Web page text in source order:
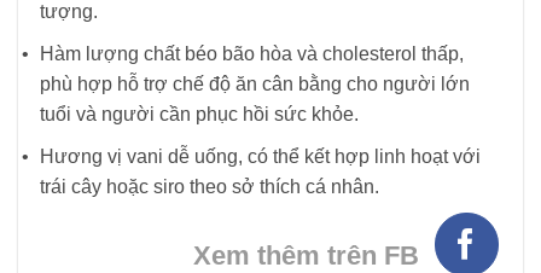
tượng.
Hàm lượng chất béo bão hòa và cholesterol thấp,
phù hợp hỗ trợ chế độ ăn cân bằng cho người lớn
tuổi và người cần phục hồi sức khỏe.
Hương vị vani dễ uống, có thể kết hợp linh hoạt với
trái cây hoặc siro theo sở thích cá nhân.
Xem thêm trên FB